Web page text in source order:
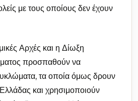
με τους οποίους δεν έχουν
Αρχές και η Δίωξη
προσπαθούν να
τα οποία όμως δρουν
και χρησιμοποιούν